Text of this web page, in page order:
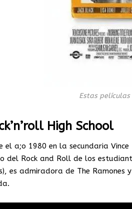
Estas
High School
el a;o 1980 en la secundaria
del Rock and Roll de los
es admiradora de The